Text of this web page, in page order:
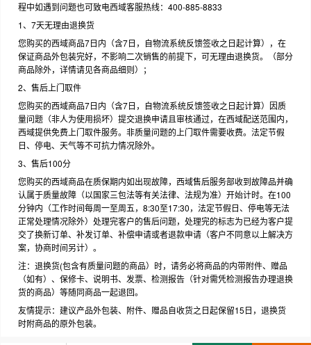
程中如遇到问题也可致电西域客服热线：400-885-8833
1、7天无理由退换货
您购买的西域商品7日内（含7日，自物流系统反馈签收之日起计算），在
保证商品外包装完好，不影响二次销售的前提下，可无理由退换货。（部分
商品除外，详情请见各商品细则）；
2、售后上门取件
您购买的西域商品7日内（含7日，自物流系统反馈签收之日起计算）因质
量问题（非人为使用损坏）提交退换申请且审核通过，在西域配送范围内，
西域提供免费上门取件服务。非质量问题的上门取件需要收费。法定节假
日、停电、天气等不可抗力情况除外。
3、售后100分
您购买的西域商品在质保期内如出现故障，西域售后服务部收到故障品并确
认属于质量故障（以国家三包法等有关法律、法规为准）开始计时。在100
分钟内（工作时间每周一至周五，8:30至17:30，法定节假日、停电等无法
正常处理情况除外）处理完客户的售后问题，处理完的标志为已经为客户提
交了换新订单、补发订单、补偿申请或者退款申请（客户不同意以上解决方
案，协商时间另计）。
注：退换货(包含有质量问题的商品）时，请务必将商品的内带附件、赠品
（如有）、保修卡、说明书、发票、检测报告（针对需凭检测报告办理退换
货的商品）等随同商品一起退回。
友情提示：建议产品外包装、附件、赠品自收货之日起保留15日，退换货
时附商品的原外包装。